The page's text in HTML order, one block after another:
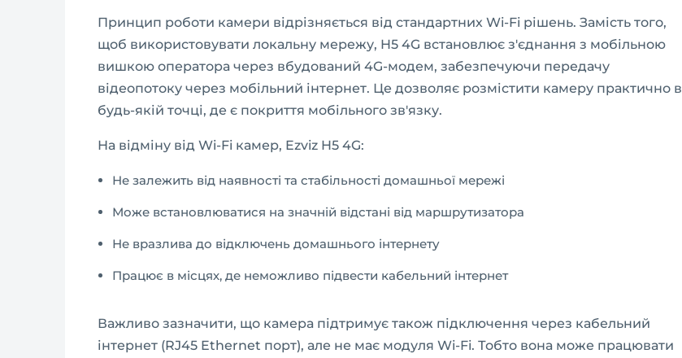
Принцип роботи камери відрізняється від стандартних Wi-Fi рішень. Замість того,
щоб використовувати локальну мережу, H5 4G встановлює з'єднання з мобільною
вишкою оператора через вбудований 4G-модем, забезпечуючи передачу
відеопотоку через мобільний інтернет. Це дозволяє розмістити камеру практично в
будь-якій точці, де є покриття мобільного зв'язку.
На відміну від Wi-Fi камер, Ezviz H5 4G:
Не залежить від наявності та стабільності домашньої мережі
Може встановлюватися на значній відстані від маршрутизатора
Не вразлива до відключень домашнього інтернету
Працює в місцях, де неможливо підвести кабельний інтернет
Важливо зазначити, що камера підтримує також підключення через кабельний
інтернет (RJ45 Ethernet порт), але не має модуля Wi-Fi. Тобто вона може працювати